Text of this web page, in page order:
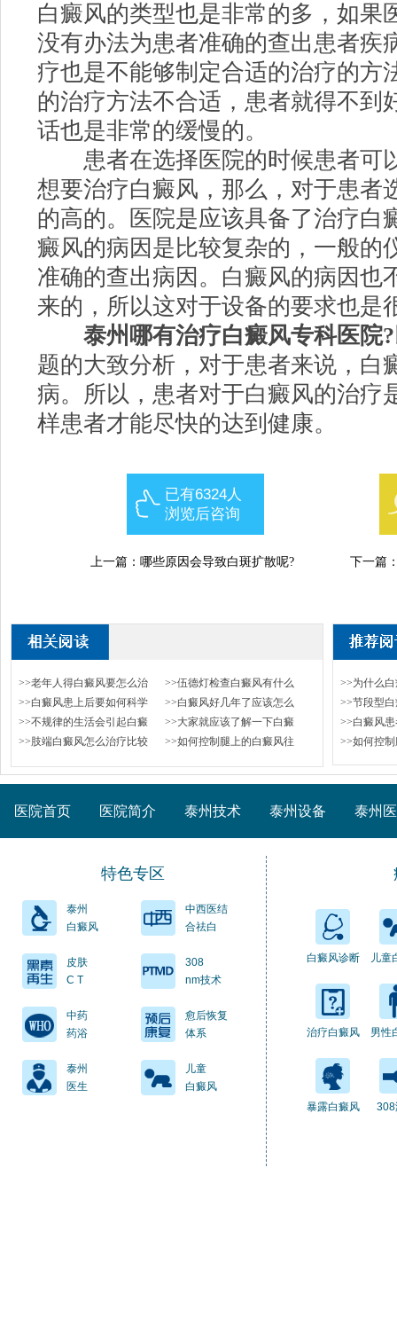
白癜风的类型也是非常的多，如果
没有办法为患者准确的查出患者疾
疗也是不能够制定合适的治疗的方
的治疗方法不合适，患者就得不到
话也是非常的缓慢的。
患者在选择医院的时候患者可
想要治疗白癜风，那么，对于患者
的高的。医院是应该具备了治疗白
癜风的病因是比较复杂的，一般的
准确的查出病因。白癜风的病因也
来的，所以这对于设备的要求也是
泰州哪有治疗白癜风专科医院?
题的大致分析，对于患者来说，白
病。所以，患者对于白癜风的治疗
样患者才能尽快的达到健康。
已有6324人
浏览后咨询
上一篇： 哪些原因会导致白斑扩散呢? 下一篇
>>老年人得白癜风要怎么治
>>伍德灯检查白癜风有什么
>>白癜风患上后要如何科学
>>白癜风好几年了应该怎么
>>不规律的生活会引起白癜
>>大家就应该了解一下白癜
>>肢端白癜风怎么治疗比较
>>如何控制腿上的白癜风往
>>为什么
>>节段型
>>白癜风
>>如何控
医院首页 医院简介 泰州技术 泰州设备 泰州
特色专区
泰州
白癜风
中西医结
合祛白
皮肤
C T
308
nm技术
中药
药浴
愈后恢复
体系
泰州
医生
儿童
白癜风
白癜风诊断 儿童
治疗白癜风 男性
暴露白癜风